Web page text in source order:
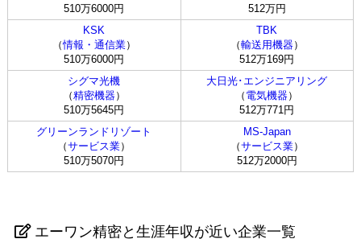
510万6000円
512万円
KSK
（情報・通信業）
510万6000円
TBK
（輸送用機器）
512万169円
シグマ光機
（精密機器）
510万5645円
大日光･エンジニアリング
（ 電気機器）
512万771円
グリーンランドリゾート
（サービス業）
510万5070円
MS-Japan
（サービス業）
512万2000円
エーワン精密と生涯年収が近い企業一覧